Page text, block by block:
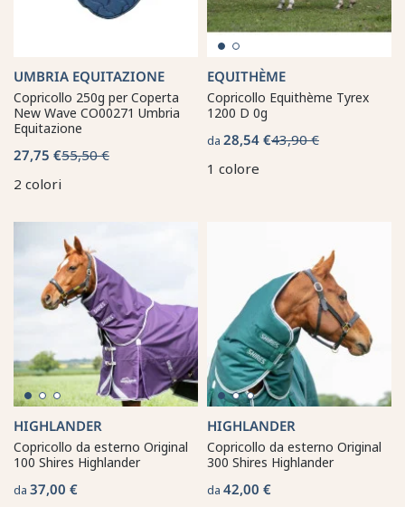
UMBRIA EQUITAZIONE
Copricollo 250g per Coperta
New Wave CO00271 Umbria
Equitazione
27,75 €55,50 €
2 colori
EQUITHÈME
Copricollo Equithème Tyrex
1200 D 0g
da 28,54 €43,90 €
1 colore
HIGHLANDER
Copricollo da esterno Original
100 Shires Highlander
da 37,00 €
HIGHLANDER
Copricollo da esterno Original
300 Shires Highlander
da 42,00 €